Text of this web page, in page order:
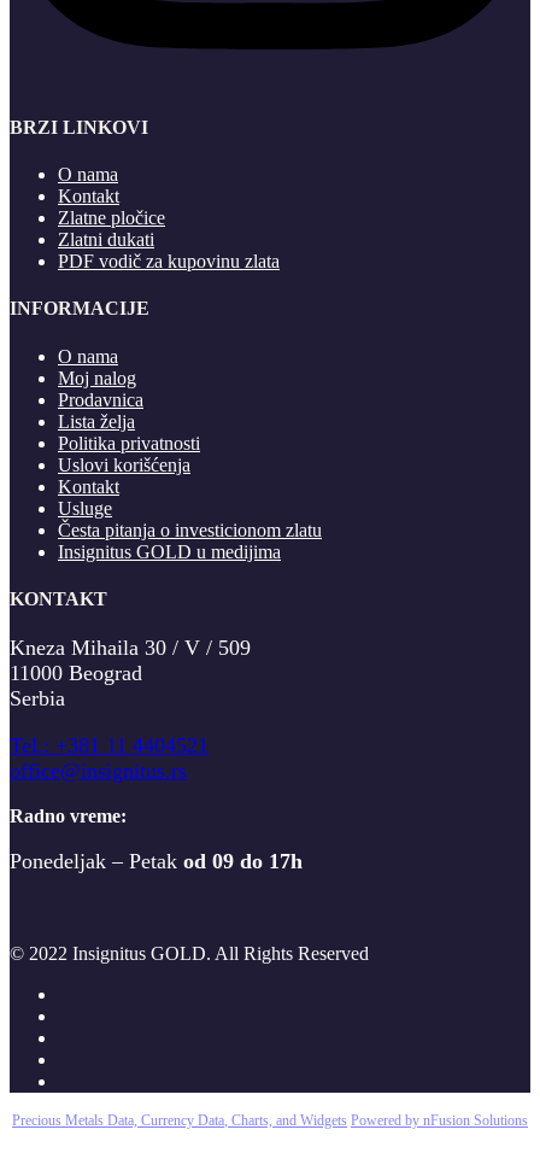
BRZI LINKOVI
O nama
Kontakt
Zlatne pločice
Zlatni dukati
PDF vodič za kupovinu zlata
INFORMACIJE
O nama
Moj nalog
Prodavnica
Lista želja
Politika privatnosti
Uslovi korišćenja
Kontakt
Usluge
Česta pitanja o investicionom zlatu
Insignitus GOLD u medijima
KONTAKT
Kneza Mihaila 30 / V / 509
11000 Beograd
Serbia
Tel.: +381 11 4404521
office@insignitus.rs
Radno vreme:
Ponedeljak – Petak od 09 do 17h
© 2022 Insignitus GOLD. All Rights Reserved
Precious Metals Data, Currency Data, Charts, and Widgets Powered by nFusion Solutions